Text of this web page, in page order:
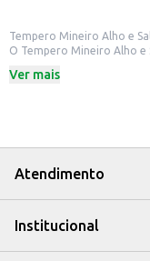
Tempero Mineiro Alho e
O Tempero Mineiro Alho e
Ideal para uso doméstico,
Use no preparo de molhos
Ideal para temperar feijão
Com o Tempero Mineiro
Ver mais
Atendimento
Institucional